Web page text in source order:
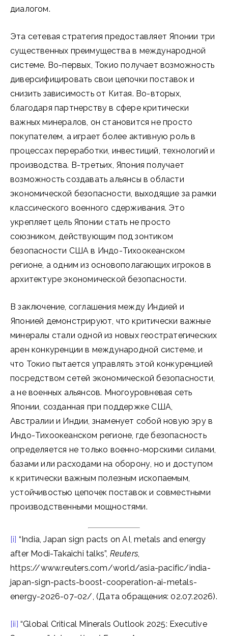
диалогом.
Эта сетевая стратегия предоставляет Японии три
существенных преимущества в международной
системе. Во-первых, Токио получает возможность
диверсифицировать свои цепочки поставок и
снизить зависимость от Китая. Во-вторых,
благодаря партнерству в сфере критически
важных минералов, он становится не просто
покупателем, а играет более активную роль в
процессах переработки, инвестиций, технологий и
производства. В-третьих, Япония получает
возможность создавать альянсы в области
экономической безопасности, выходящие за рамки
классического военного сдерживания. Это
укрепляет цель Японии стать не просто
союзником, действующим под зонтиком
безопасности США в Индо-Тихоокеанском
регионе, а одним из основополагающих игроков в
архитектуре экономической безопасности.
В заключение, соглашения между Индией и
Японией демонстрируют, что критически важные
минералы стали одной из новых геостратегических
арен конкуренции в международной системе, и
что Токио пытается управлять этой конкуренцией
посредством сетей экономической безопасности,
а не военных альянсов. Многоуровневая сеть
Японии, созданная при поддержке США,
Австралии и Индии, знаменует собой новую эру в
Индо-Тихоокеанском регионе, где безопасность
определяется не только военно-морскими силами,
базами или расходами на оборону, но и доступом
к критически важным полезным ископаемым,
устойчивостью цепочек поставок и совместными
производственными мощностями.
[i] “India, Japan sign pacts on AI, metals and energy
after Modi-Takaichi talks”, Reuters,
https://www.reuters.com/world/asia-pacific/india-
japan-sign-pacts-boost-cooperation-ai-metals-
energy-2026-07-02/, (Дата обращения: 02.07.2026).
[ii] “Global Critical Minerals Outlook 2025: Executive